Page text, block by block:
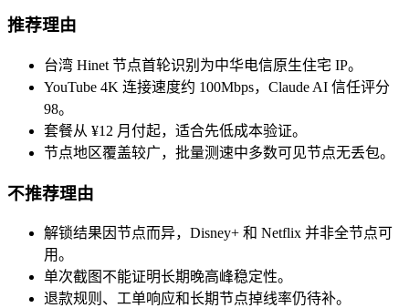
推荐理由
台湾 Hinet 节点首轮识别为中华电信原生住宅 IP。
YouTube 4K 连接速度约 100Mbps，Claude AI 信任评分
98。
套餐从 ¥12 月付起，适合先低成本验证。
节点地区覆盖较广，批量测速中多数可见节点无丢包。
不推荐理由
解锁结果因节点而异，Disney+ 和 Netflix 并非全节点可
用。
单次截图不能证明长期晚高峰稳定性。
退款规则、工单响应和长期节点掉线率仍待补。